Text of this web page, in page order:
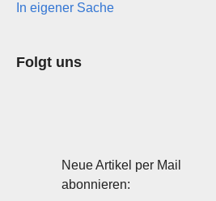
In eigener Sache
Folgt uns
Neue Artikel per Mail
abonnieren: